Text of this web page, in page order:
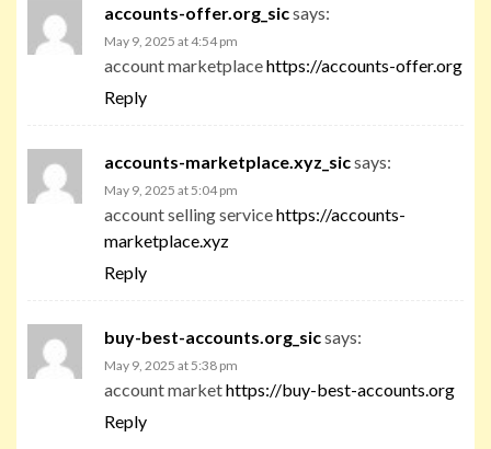
accounts-offer.org_sicsays:
May 9, 2025 at 4:54 pm
account marketplacehttps://accounts-offer.org
Reply
accounts-marketplace.xyz_sicsays:
May 9, 2025 at 5:04 pm
account selling servicehttps://accounts-
marketplace.xyz
Reply
buy-best-accounts.org_sicsays:
May 9, 2025 at 5:38 pm
account markethttps://buy-best-accounts.org
Reply